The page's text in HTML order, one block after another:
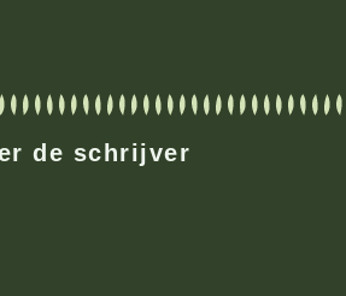
de schrijver